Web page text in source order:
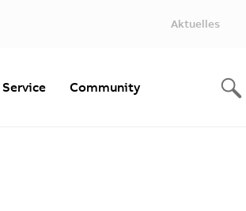
Aktuelles
Service Community